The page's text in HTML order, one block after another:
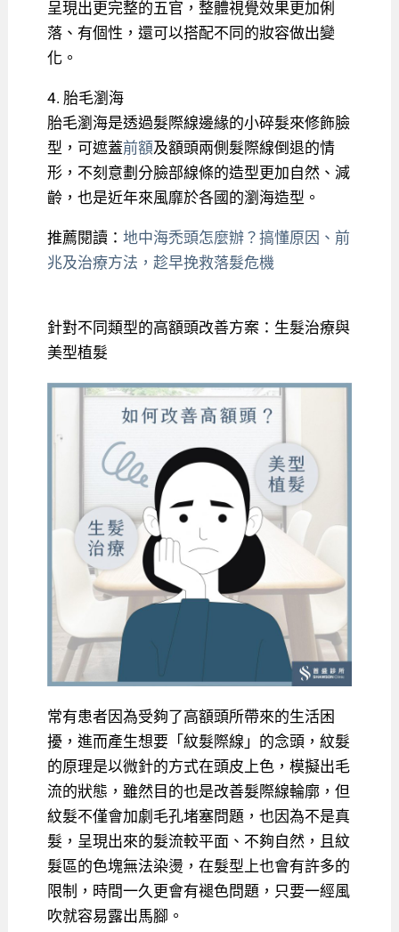
呈現出更完整的五官，整體視覺效果更加俐
落、有個性，還可以搭配不同的妝容做出變
化。
4. 胎毛瀏海
胎毛瀏海是透過髮際線邊緣的小碎髮來修飾臉
型，可遮蓋前額及額頭兩側髮際線倒退的情
形，不刻意劃分臉部線條的造型更加自然、減
齡，也是近年來風靡於各國的瀏海造型。
推薦閱讀：地中海禿頭怎麼辦？搞懂原因、前
兆及治療方法，趁早挽救落髮危機
針對不同類型的高額頭改善方案：生髮治療與
美型植髮
常有患者因為受夠了高額頭所帶來的生活困
擾，進而產生想要「紋髮際線」的念頭，紋髮
的原理是以微針的方式在頭皮上色，模擬出毛
流的狀態，雖然目的也是改善髮際線輪廓，但
紋髮不僅會加劇毛孔堵塞問題，也因為不是真
髮，呈現出來的髮流較平面、不夠自然，且紋
髮區的色塊無法染燙，在髮型上也會有許多的
限制，時間一久更會有褪色問題，只要一經風
吹就容易露出馬腳。